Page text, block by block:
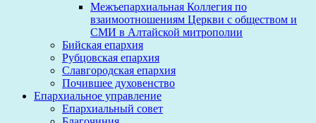
Межъепархиальная Коллегия по
взаимоотношениям Церкви с обществом и
СМИ в Алтайской митрополии
Бийская епархия
Рубцовская епархия
Славгородская епархия
Почившее духовенство
Епархиальное управление
Епархиальный совет